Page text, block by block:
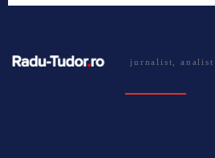
jurnalist,